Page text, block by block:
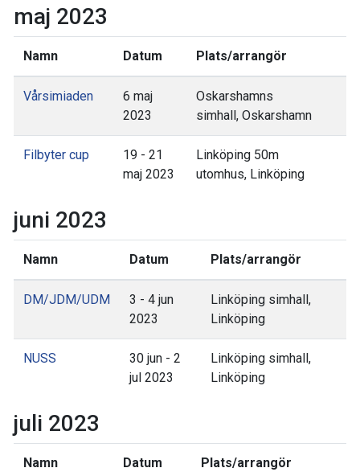
maj 2023
Namn Datum Plats/arrangör
Vårsimiaden
6 maj
2023
Oskarshamns
simhall, Oskarshamn
Filbyter cup
19 - 21
maj 2023
Linköping 50m
utomhus, Linköping
juni 2023
Namn Datum Plats/arrangör
DM/JDM/UDM
3 - 4 jun
2023
Linköping simhall,
Linköping
NUSS
30 jun - 2
jul 2023
Linköping simhall,
Linköping
juli 2023
Namn Datum Plats/arrangör